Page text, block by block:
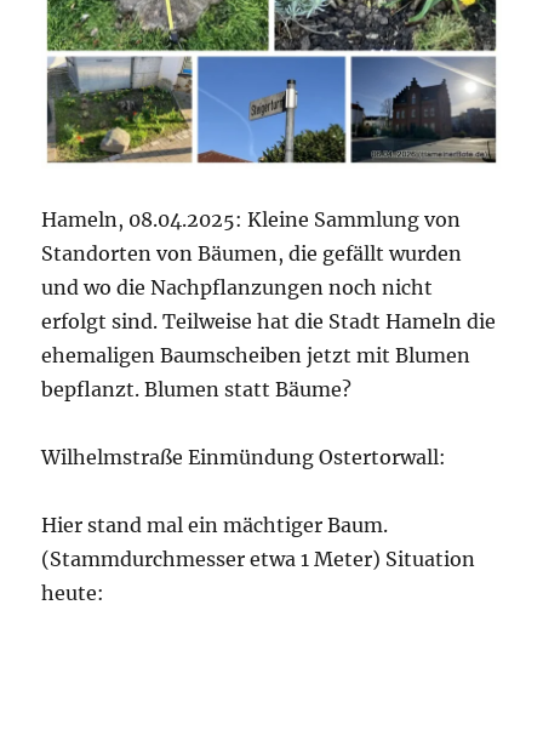
Hameln, 08.04.2025: Kleine Sammlung von
Standorten von Bäumen, die gefällt wurden
und wo die Nachpflanzungen noch nicht
erfolgt sind. Teilweise hat die Stadt Hameln die
ehemaligen Baumscheiben jetzt mit Blumen
bepflanzt. Blumen statt Bäume?
Wilhelmstraße Einmündung Ostertorwall:
Hier stand mal ein mächtiger Baum.
(Stammdurchmesser etwa 1 Meter) Situation
heute: